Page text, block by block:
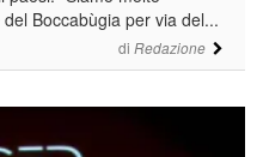
di Redazione
Boccabùgia per via del...